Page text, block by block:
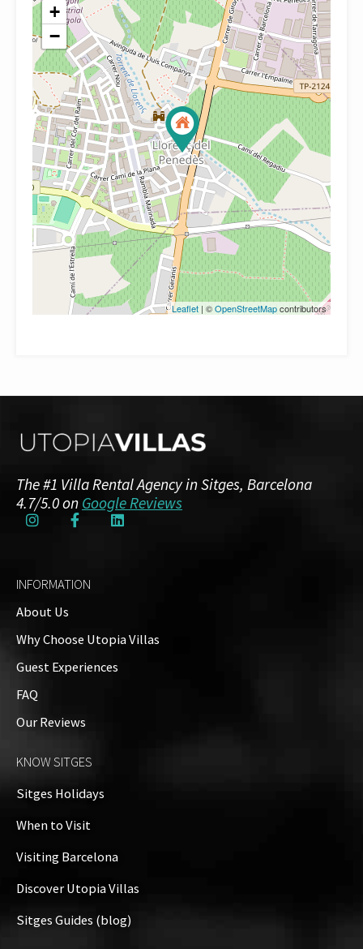
+
−
Leaflet | ©OpenStreetMapcontributors
The #1 Villa Rental Agency in Sitges, Barcelona
4.7/5.0 on Google Reviews
INFORMATION
About Us
Why Choose Utopia Villas
Guest Experiences
FAQ
Our Reviews
KNOW SITGES
Sitges Holidays
When to Visit
Visiting Barcelona
Discover Utopia Villas
Sitges Guides (blog)